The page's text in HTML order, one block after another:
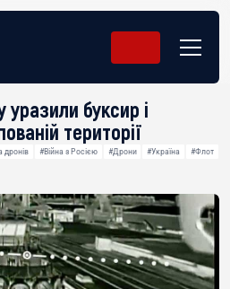
буксир і
території
дронів #Війна з Росією #Дрони #Україна #Флот